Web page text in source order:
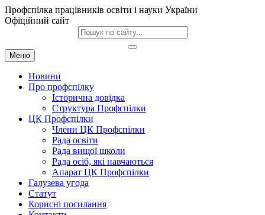
Профспілка працівників освіти і науки України
Офіційний сайт
Меню
Новини
Про профспілку
Історична довідка
Структура Профспілки
ЦК Профспілки
Члени ЦК Профспілки
Рада освіти
Рада вищої школи
Рада осіб, які навчаються
Апарат ЦК Профспілки
Галузева угода
Статут
Корисні посилання